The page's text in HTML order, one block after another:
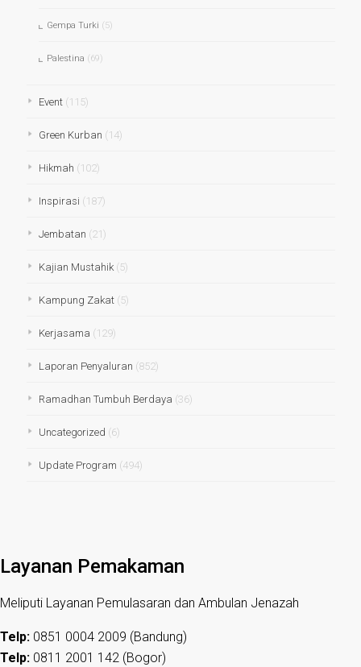
Gempa Turki (5)
Palestina (69)
Event(115)
Green Kurban (14)
Hikmah (102)
Inspirasi (187)
Jembatan (21)
Kajian Mustahik(5)
Kampung Zakat(5)
Kerjasama (129)
Laporan Penyaluran (852)
Ramadhan Tumbuh Berdaya (36)
Uncategorized (6)
Update Program (494)
Layanan Pemakaman
Meliputi Layanan Pemulasaran dan Ambulan Jenazah
Telp: 0851 0004 2009 (Bandung)
Telp: 0811 2001 142 (Bogor)